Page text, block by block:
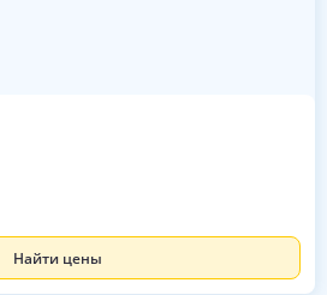
Найти цены